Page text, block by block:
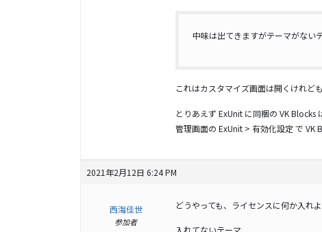
中味は出てきますがテーマがない
これはカスタマイズ画面は開くけれど
とりあえず ExUnit に同梱の VK Blocks
管理画面の ExUnit > 有効化設定 で VK
2021年2月12日 6:24 PM
西海佳世
参加者
どうやっても、ライセンスに何か入れ